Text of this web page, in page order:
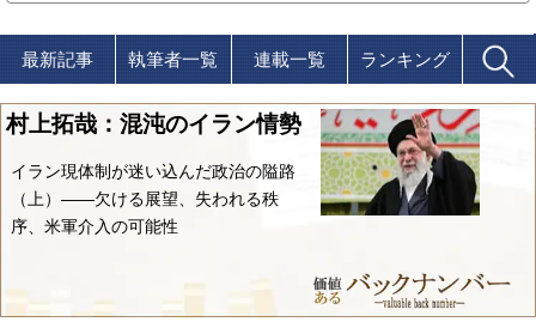
最新記事 執筆者一覧 連載一覧 ランキング
村上拓哉：混沌のイラン情勢
イラン現体制が迷い込んだ政治の隘路
（上）――欠ける展望、失われる秩
序、米軍介入の可能性